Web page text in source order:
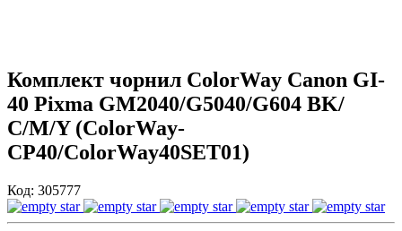
Комплект чорнил ColorWay Canon GI-
40 Pixma GM2040/G5040/G604 BK/
С/M/Y (ColorWay-
CP40/ColorWay40SET01)
Код: 305777